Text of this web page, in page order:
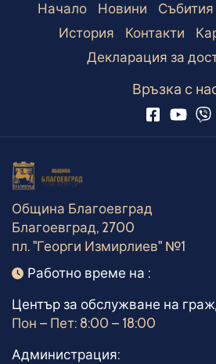
Начало Новини Събития
История
Контакти
Декларация за
Връзка с
Община Благоевград
Благоевград, 2700
пл. "Георги Измирлиев" №1
Работно време
Работно време на :
Център за обслужване на
Пон – Пет: 8:00 – 18:00
Администрация: